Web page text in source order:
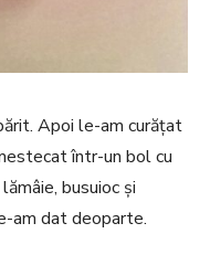
Apoi le-am curățat
într-un bol cu
busuioc și
am dat deoparte.